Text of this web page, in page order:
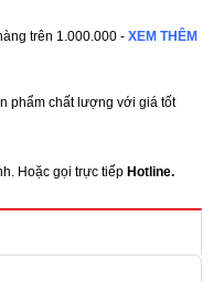
trên 1.000.000 - XEM THÊM
phẩm chất lượng với giá tốt
Hoặc gọi trực tiếp Hotline.